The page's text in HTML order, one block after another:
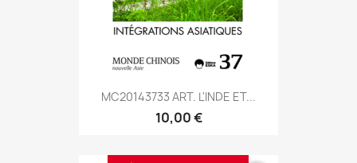
MC20143733 ART. L'INDE ET...
10,00 €